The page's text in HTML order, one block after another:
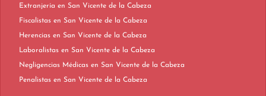
Extranjería en San Vicente de la Cabeza
Fiscalistas en San Vicente de la Cabeza
Herencias en San Vicente de la Cabeza
Laboralistas en San Vicente de la Cabeza
Negligencias Médicas en San Vicente de la Cabeza
Penalistas en San Vicente de la Cabeza